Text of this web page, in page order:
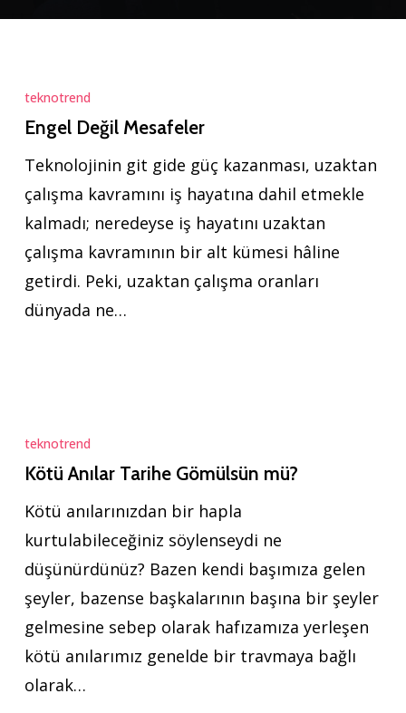
Değil
Mesafeler
teknotrend
Engel Değil Mesafeler
Teknolojinin git gide güç kazanması, uzaktan
çalışma kavramını iş hayatına dahil etmekle
kalmadı; neredeyse iş hayatını uzaktan
çalışma kavramının bir alt kümesi hâline
getirdi. Peki, uzaktan çalışma oranları
dünyada ne…
Anılar
Tarihe
teknotrend
Kötü Anılar Tarihe Gömülsün mü?
Kötü anılarınızdan bir hapla
kurtulabileceğiniz söylenseydi ne
düşünürdünüz? Bazen kendi başımıza gelen
şeyler, bazense başkalarının başına bir şeyler
gelmesine sebep olarak hafızamıza yerleşen
kötü anılarımız genelde bir travmaya bağlı
olarak…